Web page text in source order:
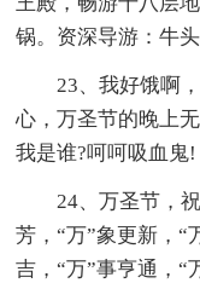
锅。资深导游：牛
23、我好饿啊
心，万圣节的晚上
我是谁?呵呵吸血鬼!
24、万圣节，
芳，“万”象更新，“
吉，“万”事亨通，“